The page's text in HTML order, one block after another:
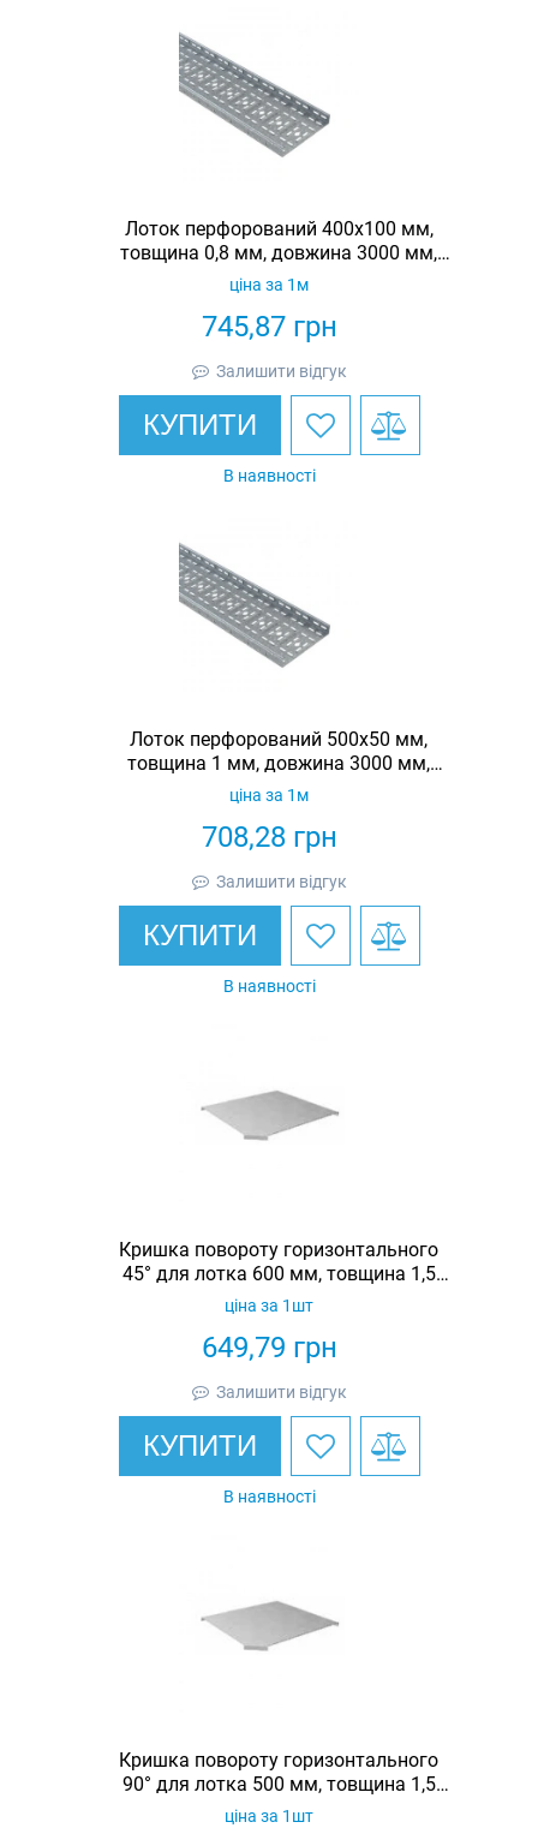
Лоток перфорований 400х100 мм,
товщина 0,8 мм, довжина 3000 мм,
гарячеоцинкований, Eurotray
745,87грн
ціна за 1м
Залишити відгук
КУПИТИ
В наявності
Лоток перфорований 500х50 мм,
товщина 1 мм, довжина 3000 мм,
гарячеоцинкований, Eurotray
708,28грн
ціна за 1м
Залишити відгук
КУПИТИ
В наявності
Кришка повороту горизонтального
45° для лотка 600 мм, товщина 1,5
мм, гарячеоцинкована, Eurotray
649,79 грн
ціна за 1шт
Залишити відгук
КУПИТИ
В наявності
Кришка повороту горизонтального
90° для лотка 500 мм, товщина 1,5
мм, гарячеоцинкована, Eurotray
ціна за 1шт